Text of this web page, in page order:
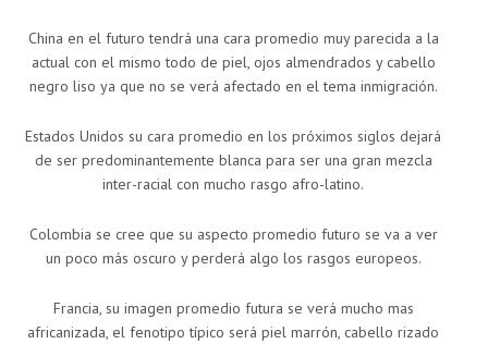
China en el futuro tendrá una cara promedio muy parecida a la
actual con el mismo todo de piel, ojos almendrados y cabello
negro liso ya que no se verá afectado en el tema inmigración.
Estados Unidos su cara promedio en los próximos siglos dejará
de ser predominantemente blanca para ser una gran mezcla
inter-racial con mucho rasgo afro-latino.
Colombia se cree que su aspecto promedio futuro se va a ver
un poco más oscuro y perderá algo los rasgos europeos.
Francia, su imagen promedio futura se verá mucho mas
africanizada, el fenotipo típico será piel marrón, cabello rizado